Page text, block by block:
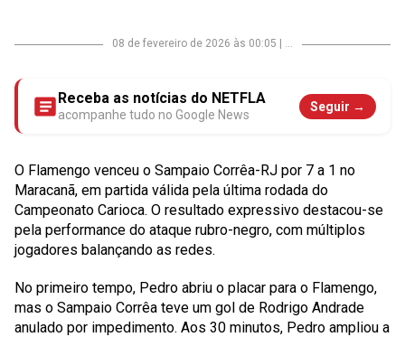
08 de fevereiro de 2026 às 00:05 ...
Receba as notícias do NETFLA
acompanhe tudo no Google News
Seguir →
O Flamengo venceu o Sampaio Corrêa-RJ por 7 a 1 no
Maracanã, em partida válida pela última rodada do
Campeonato Carioca. O resultado expressivo destacou-se
pela performance do ataque rubro-negro, com múltiplos
jogadores balançando as redes.
No primeiro tempo, Pedro abriu o placar para o Flamengo,
mas o Sampaio Corrêa teve um gol de Rodrigo Andrade
anulado por impedimento. Aos 30 minutos, Pedro ampliou a